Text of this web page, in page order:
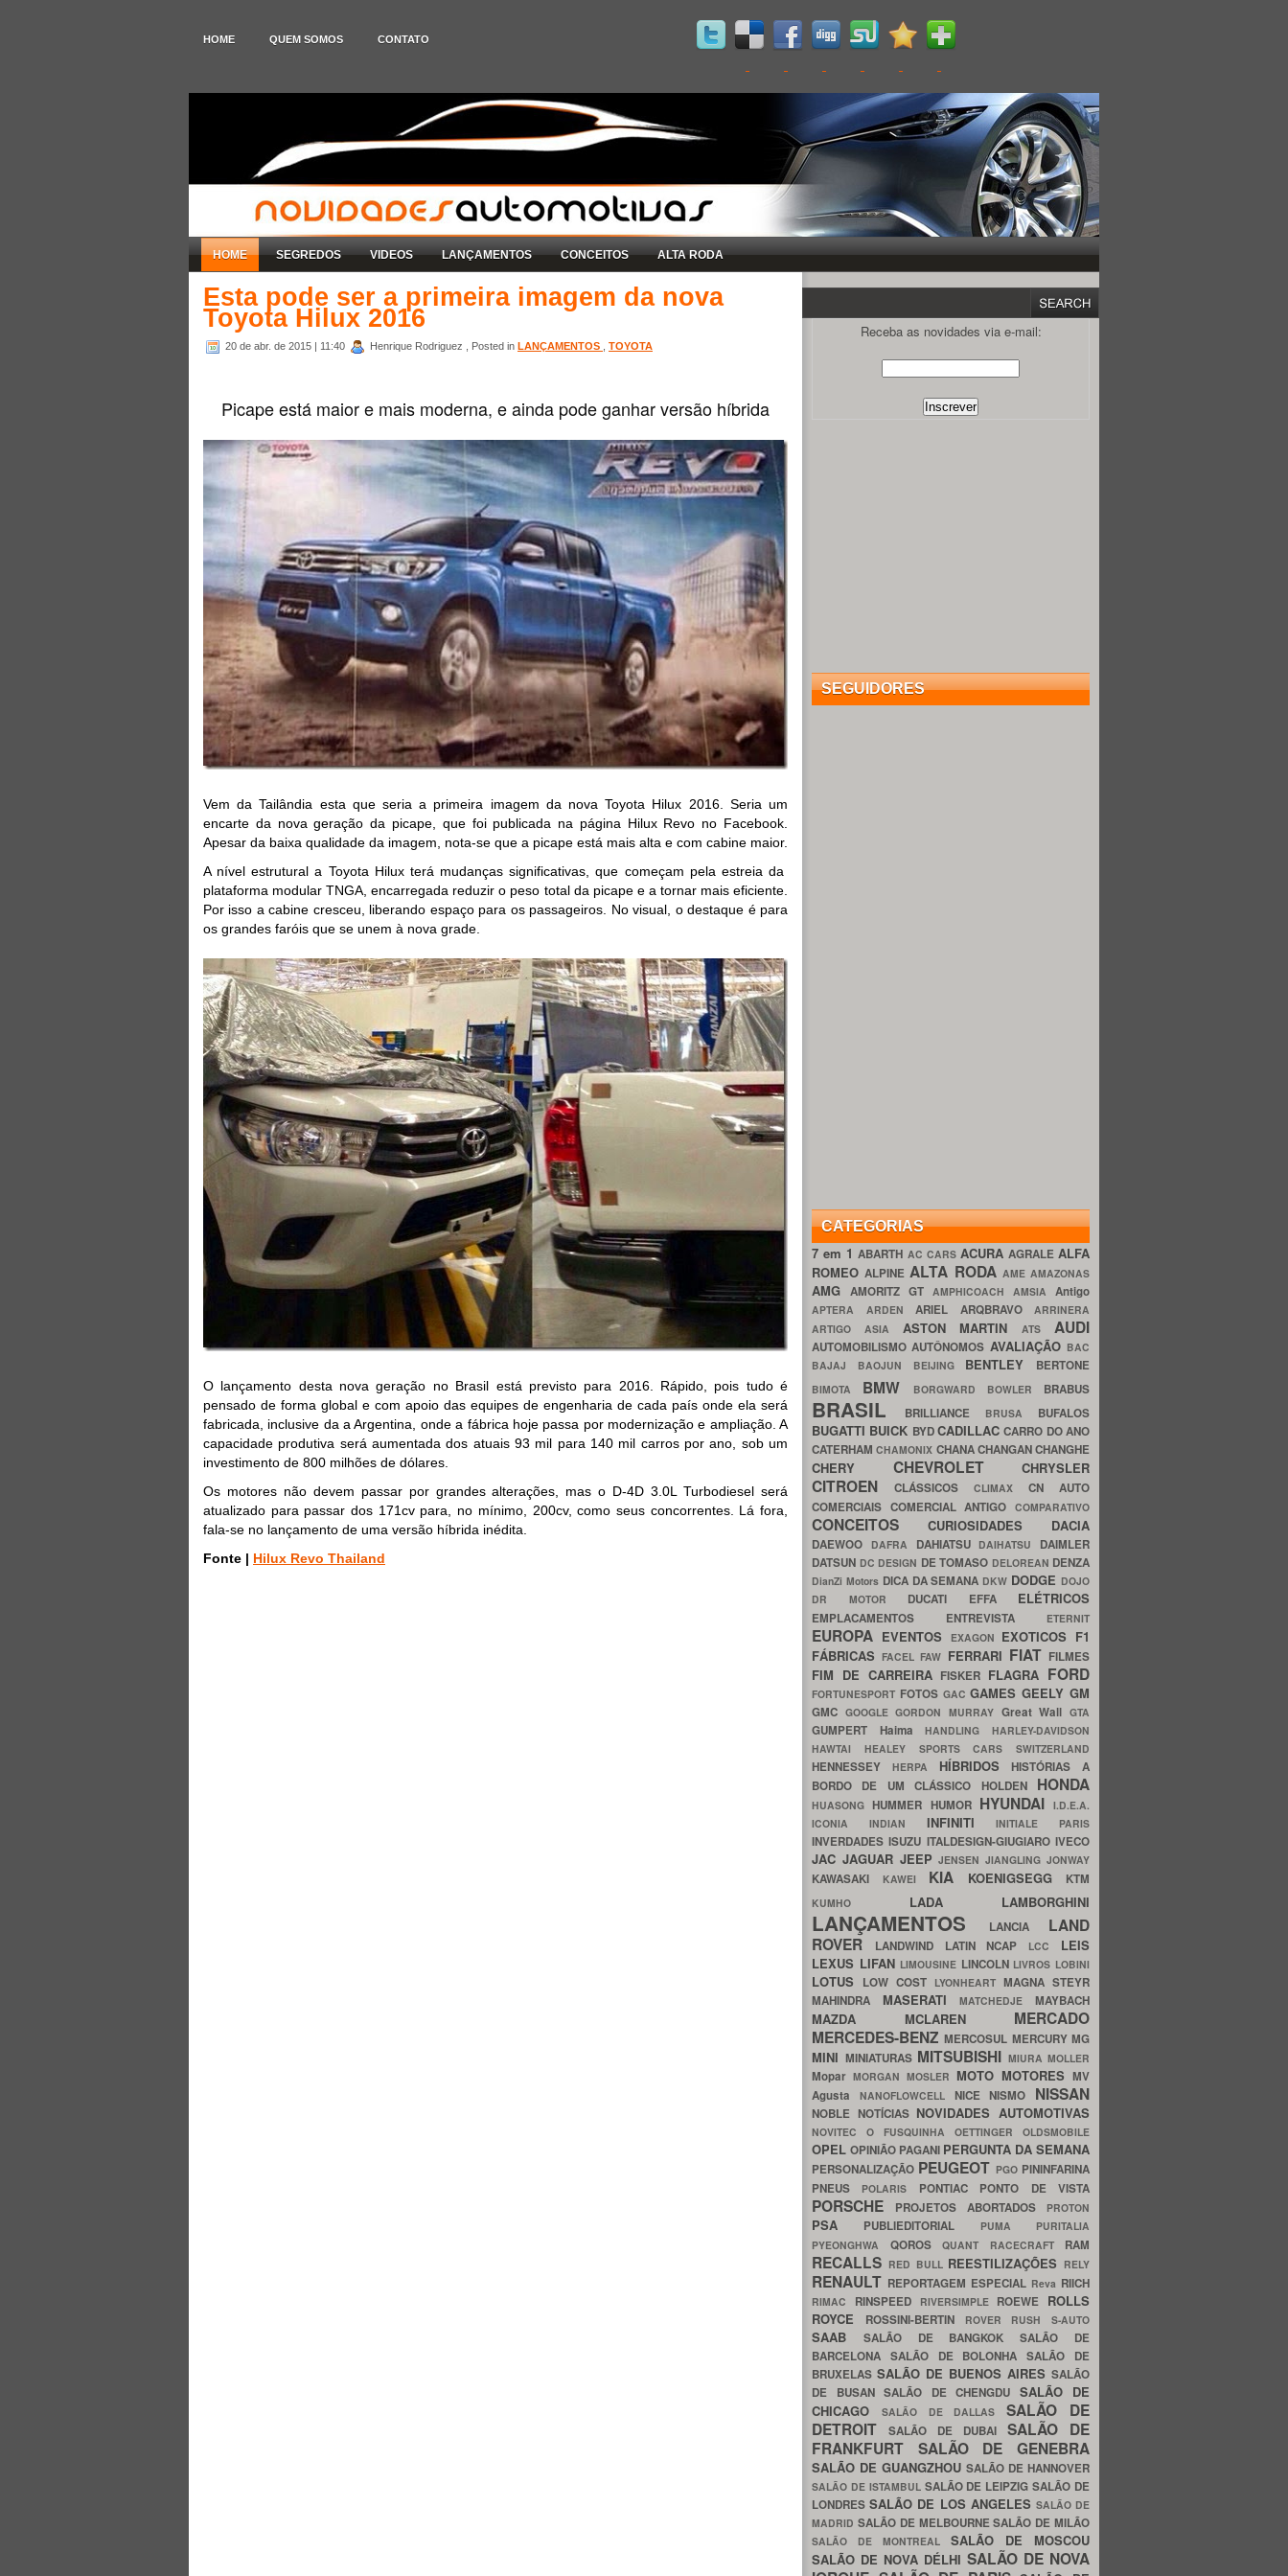
HOME QUEM SOMOS CONTATO
HOME SEGREDOS VIDEOS LANÇAMENTOS CONCEITOS ALTA RODA
Esta pode ser a primeira imagem da nova
Toyota Hilux 2016
20 de abr. de 2015 | 11:40 Henrique Rodriguez , Posted in LANÇAMENTOS TOYOTA
Picape está maior e mais moderna, e ainda pode ganhar versão híbrida
Vem da Tailândia esta que seria a primeira imagem da nova Toyota Hilux 2016. Seria um
encarte da nova geração da picape, que foi publicada na página Hilux Revo no Facebook.
Apesar da baixa qualidade da imagem, nota-se que a picape está mais alta e com cabine maior.
A nível estrutural a Toyota Hilux terá mudanças significativas, que começam pela estreia da
plataforma modular TNGA, encarregada reduzir o peso total da picape e a tornar mais eficiente.
Por isso a cabine cresceu, liberando espaço para os passageiros. No visual, o destaque é para
os grandes faróis que se unem à nova grade.
O lançamento desta nova geração no Brasil está previsto para 2016. Rápido, pois tudo é
pensado de forma global e com apoio das equipes de engenharia de cada país onde ela será
fabricada, inclusive da a Argentina, onde a fábrica hoje passa por modernização e ampliação. A
capacidade produtiva será aumentada dos atuais 93 mil para 140 mil carros por ano, sob um
investimento de 800 milhões de dólares.
Os motores não devem passar por grandes alterações, mas o D-4D 3.0L Turbodiesel será
atualizado para passar dos 171cv para, no mínimo, 200cv, como seus concorrentes. Lá fora,
fala-se no lançamento de uma versão híbrida inédita.
Fonte | Hilux Revo Thailand
Receba as novidades via e-mail:
SEGUIDORES
CATEGORIAS
7 em 1ABARTH AC CARS ACURA AGRALE ALFA
ROMEOALPINEALTA RODA AME AMAZONAS
AMG AMORITZ GT AMPHICOACH AMSIA Antigo
APTERA ARDEN ARIEL ARQBRAVO ARRINERA
ARTIGO ASIA ASTON MARTINATS AUDI
AUTOMOBILISMOAUTÔNOMOS AVALIAÇÃO BAC
BAJAJ BAOJUN BEIJING BENTLEY BERTONE
BIMOTA BMW BORGWARD BOWLER BRABUS
BRASIL BRILLIANCE BRUSA BUFALOS
BUGATTI BUICK BYDCADILLACCARRO DO ANO
CATERHAMCHAMONIX CHANACHANGANCHANGHE
CHERY CHEVROLET CHRYSLER
CITROEN CLÁSSICOS CLIMAX CN AUTO
COMERCIAIS COMERCIAL ANTIGOCOMPARATIVO
CONCEITOS CURIOSIDADES DACIA
DAEWOO DAFRA DAHIATSU DAIHATSU DAIMLER
DATSUN DC DESIGN DE TOMASO DELOREAN DENZA
DianZi Motors DICA DA SEMANA DKW DODGE DOJO
DR MOTOR DUCATI EFFA ELÉTRICOS
EMPLACAMENTOS ENTREVISTA ETERNIT
EUROPA EVENTOS EXAGON EXOTICOS F1
FÁBRICASFACELFAW FERRARI FIAT FILMES
FIM DE CARREIRA FISKER FLAGRA FORD
FORTUNESPORT FOTOS GACGAMESGEELYGM
GMC GOOGLEGORDON MURRAY Great WallGTA
GUMPERT HaimaHANDLINGHARLEY-DAVIDSON
HAWTAI HEALEY SPORTS CARS SWITZERLAND
HENNESSEY HERPA HÍBRIDOSHISTÓRIAS A
BORDO DE UM CLÁSSICO HOLDEN HONDA
HUASONGHUMMER HUMOR HYUNDAI I.D.E.A.
ICONIA INDIAN INFINITIINITIALE PARIS
INVERDADESISUZU ITALDESIGN-GIUGIAROIVECO
JAC JAGUAR JEEPJENSENJIANGLINGJONWAY
KAWASAKI KAWEI KIA KOENIGSEGG KTM
KUMHO LADA LAMBORGHINI
LANÇAMENTOS LANCIA LAND
ROVER
LANDWIND LATIN NCAP LCC LEIS
LEXUS LIFAN LIMOUSINE LINCOLN LIVROS LOBINI
LOTUS LOW COST LYONHEART MAGNA STEYR
MAHINDRA MASERATIMATCHEDJEMAYBACH
MAZDA MCLAREN MERCADO
MERCEDES-BENZMERCOSUL MERCURYMG
MINI MINIATURAS MITSUBISHI MIURA MOLLER
Mopar MORGAN MOSLER MOTO MOTORES MV
Agusta NANOFLOWCELL NICENISMO NISSAN
NOBLE NOTÍCIAS NOVIDADES AUTOMOTIVAS
NOVITEC O FUSQUINHA OETTINGER OLDSMOBILE
OPEL OPINIÃO PAGANI PERGUNTA DA SEMANA
PERSONALIZAÇÃO PEUGEOT PGO PININFARINA
PNEUS
POLARIS PONTIAC PONTO DE VISTA
PORSCHE PROJETOS ABORTADOS PROTON
PSA PUBLIEDITORIAL PUMA PURITALIA
PYEONGHWA QOROS QUANT RACECRAFT RAM
RECALLS RED BULL REESTILIZAÇÕES RELY
RENAULT REPORTAGEM ESPECIAL Reva RIICH
RIMAC RINSPEED RIVERSIMPLE ROEWE ROLLS
ROYCE
ROSSINI-BERTIN ROVER RUSH S-AUTO
SAAB SALÃO DE BANGKOKSALÃO DE
BARCELONA SALÃO DE BOLONHASALÃO DE
BRUXELAS SALÃO DE BUENOS AIRES SALÃO
DE BUSAN SALÃO DE CHENGDU SALÃO DE
CHICAGO
SALÃO DE DALLASSALÃO DE
DETROIT
SALÃO DE DUBAI SALÃO DE
FRANKFURT SALÃO DE GENEBRA
SALÃO DE GUANGZHOU SALÃO DE HANNOVER
SALÃO DE ISTAMBUL SALÃO DE LEIPZIGSALÃO DE
LONDRESSALÃO DE LOS ANGELES SALÃO DE
MADRID SALÃO DE MELBOURNESALÃO DE MILÃO
SALÃO DE MONTREAL SALÃO DE MOSCOU
SALÃO DE NOVA DÉLHI SALÃO DE NOVA